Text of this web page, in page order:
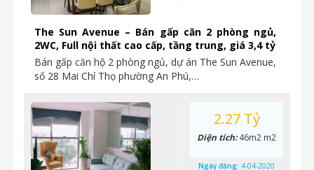
The Sun Avenue – Bán gấp căn 2 phòng ngủ,
2WC, Full nội thất cao cấp, tầng trung, giá 3,4 tỷ
Bán gấp căn hộ 2 phòng ngủ, dự án The Sun Avenue,
số 28 Mai Chí Thọ phường An Phú,…
2.27 Tỷ
Diện tích:46m2 m2
Ngày đăng: 4-04-2020